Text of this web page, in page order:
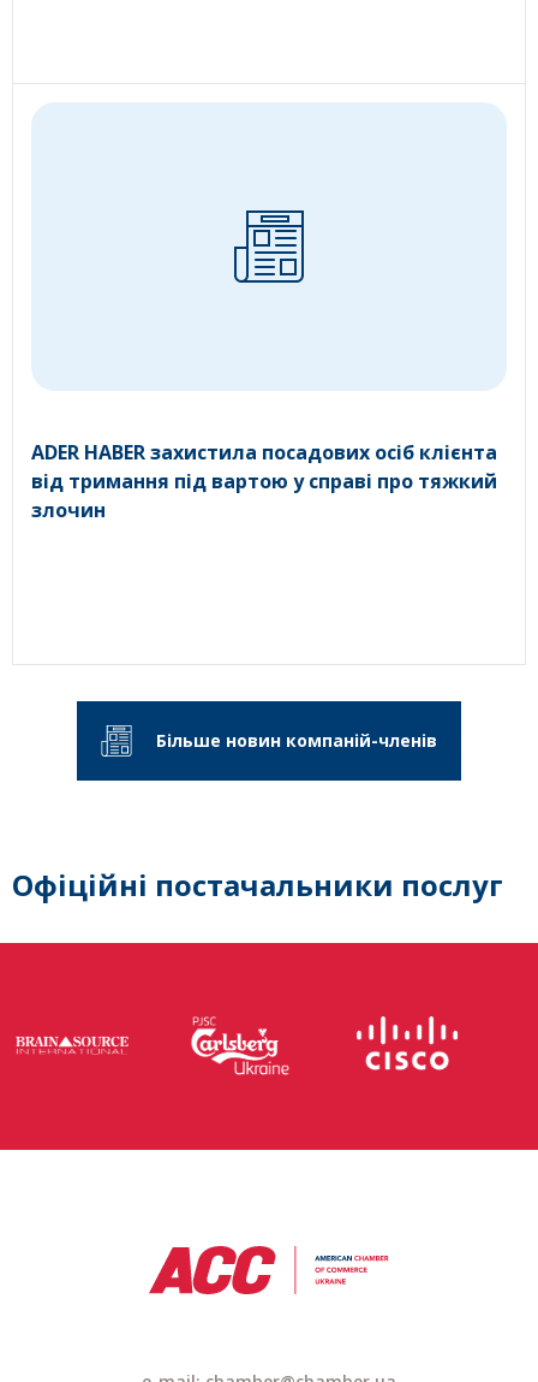
ADER HABER захистила посадових осіб клієнта
від тримання під вартою у справі про тяжкий
злочин
Більше новин компаній-членів
Офіційні постачальники послуг